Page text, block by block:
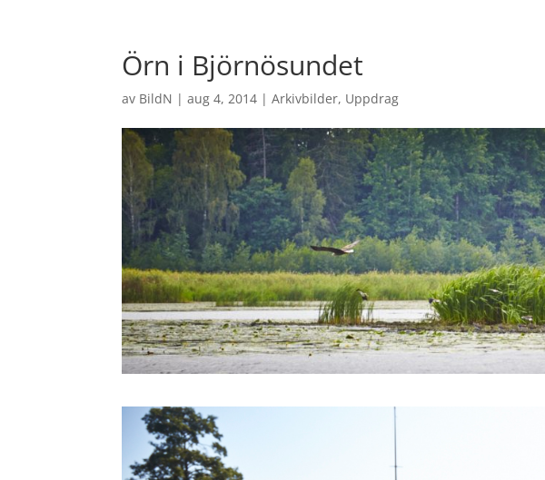
Örn i Björnösundet
av BildN |aug 4, 2014 |Arkivbilder, Uppdrag